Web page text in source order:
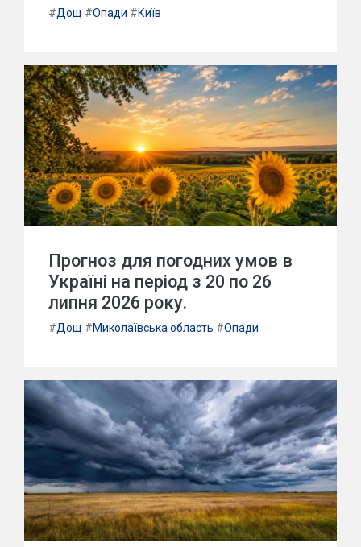
#Дощ #Опади #Київ
Прогноз для погодних умов в
Україні на період з 20 по 26
липня 2026 року.
#Дощ #Миколаївська область #Опади